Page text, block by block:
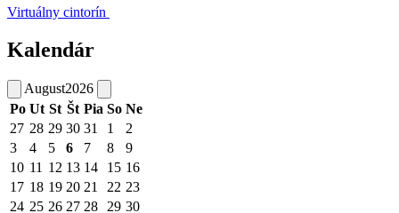
Virtuálny cintorín
Kalendár
August2026
Po Ut St Št Pia So Ne
27 28 29 30 31 1
2
3
4 5 6 7 8
9
10 11 12 13 14 15 16
17 18 19 20 21 22 23
24 25 26 27 28 29 30